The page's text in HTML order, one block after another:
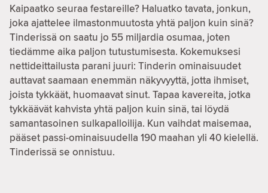
Kaipaatko seuraa festareille? Haluatko tavata, jonkun,
joka ajattelee ilmastonmuutosta yhtä paljon kuin sinä?
Tinderissä on saatu jo 55 miljardia osumaa, joten
tiedämme aika paljon tutustumisesta. Kokemuksesi
nettideittailusta parani juuri: Tinderin ominaisuudet
auttavat saamaan enemmän näkyvyyttä, jotta ihmiset,
joista tykkäät, huomaavat sinut. Tapaa kavereita, jotka
tykkäävät kahvista yhtä paljon kuin sinä, tai löydä
samantasoinen sulkapalloilija. Kun vaihdat maisemaa,
pääset passi-ominaisuudella 190 maahan yli 40 kielellä.
Tinderissä se onnistuu.